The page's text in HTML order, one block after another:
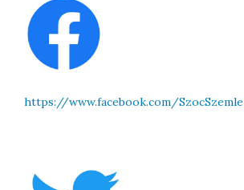
https://www.facebook.com/SzocSzemle